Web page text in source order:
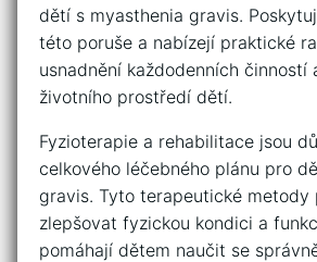
dětí s myasthenia gravis.
této poruše a nabízejí praktické
usnadnění každodenních‍ činností
životního‍ prostředí dětí.
Fyzioterapie ⁤a rehabilitace jsou
celkového ​léčebného plánu pro
gravis. ‍Tyto terapeutické metody‍
zlepšovat fyzickou kondici a
pomáhají dětem naučit se